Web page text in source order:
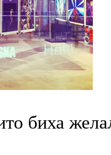
биха